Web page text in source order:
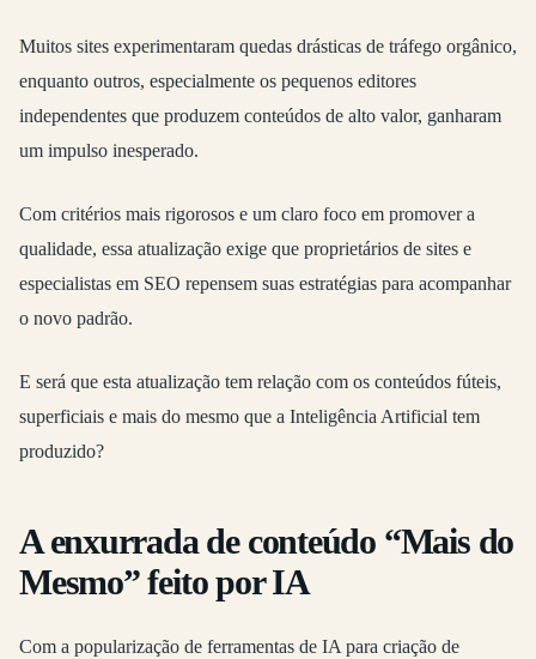
Muitos sites experimentaram quedas drásticas de tráfego orgânico,
enquanto outros, especialmente os pequenos editores
independentes que produzem conteúdos de alto valor, ganharam
um impulso inesperado.
Com critérios mais rigorosos e um claro foco em promover a
qualidade, essa atualização exige que proprietários de sites e
especialistas em SEO repensem suas estratégias para acompanhar
o novo padrão.
E será que esta atualização tem relação com os conteúdos fúteis,
superficiais e mais do mesmo que a Inteligência Artificial tem
produzido?
A enxurrada de conteúdo “Mais do
Mesmo” feito por IA
Com a popularização de ferramentas de IA para criação de